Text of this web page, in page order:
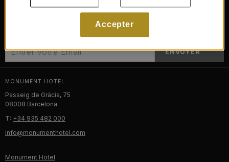
ENVOYER
MONUMENT HOTEL
Passeig de Gràcia, 75
08008 Barcelona
T: +34 935 482 000
info@monumenthotel.com
Monument Hotel
Accepter